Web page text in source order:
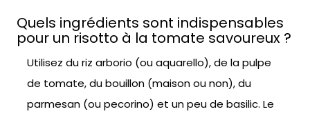
Quels ingrédients sont indispensables
pour un risotto à la tomate savoureux ?
Utilisez du riz arborio (ou aquarello), de la pulpe
de tomate, du bouillon (maison ou non), du
parmesan (ou pecorino) et un peu de basilic. Le